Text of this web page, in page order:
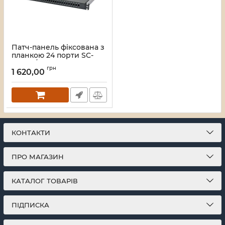
Патч-панель фіксована з
планкою 24 порти SC-
Simpl./LC-Dupl., пуста,
каб.вводи для
Артикул:UA-FOPFP24SCS-B
1 620,00 грн
КОНТАКТИ
ПРО МАГАЗИН
КАТАЛОГ ТОВАРІВ
ПІДПИСКА